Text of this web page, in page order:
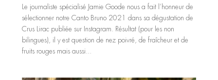
Le journaliste spécialisé Jamie Goode nous a fait l’honneur de
sélectionner notre Canto Bruno 2021 dans sa dégustation de
Crus Lirac publiée sur Instagram. Résultat (pour les non
bilingues), il y est question de nez poivré, de fraîcheur et de
fruits rouges mais aussi...